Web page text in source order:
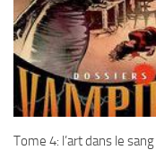
Tome 4: l’art dans le sang